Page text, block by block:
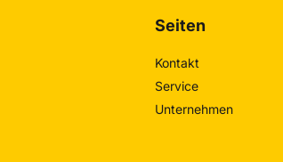
Seiten
Kontakt
Service
Unternehmen